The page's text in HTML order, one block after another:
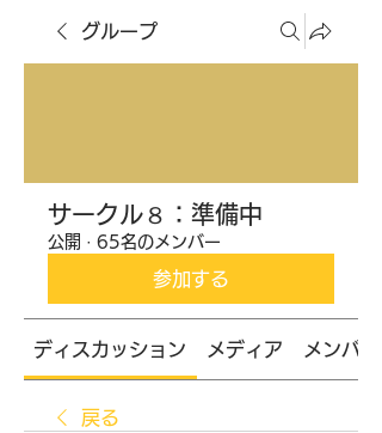
グループ
サークル８：準備中
公開 · 65名のメンバー
参加する
ディスカッション メディア メンバー
戻る